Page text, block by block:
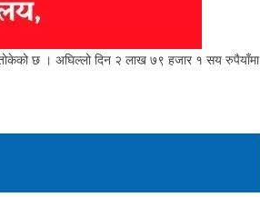
छ । अघिल्लो दिन २ लाख ७९ हजार १ सय रुपैयाँमा